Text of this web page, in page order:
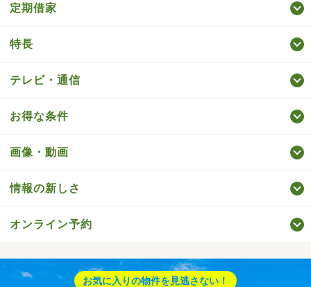
定期借家
特長
テレビ・通信
お得な条件
画像・動画
情報の新しさ
オンライン予約
お気に入りの物件を見逃さない！